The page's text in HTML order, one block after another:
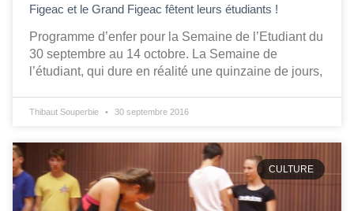
Figeac et le Grand Figeac fêtent leurs étudiants !
Programme d’enfer pour la Semaine de l’Etudiant du
30 septembre au 14 octobre. La Semaine de
l’étudiant, qui dure en réalité une quinzaine de jours,
Thibaut Souperbie 30 septembre 2016
CULTURE